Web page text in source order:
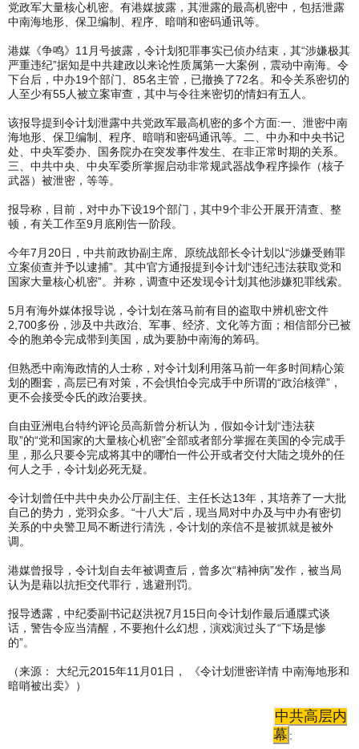
党政军大量核心机密。有港媒披露，其泄露的最高机密中，包括泄露
中南海地形、保卫编制、程序、暗哨和密码通讯等。
港媒《争鸣》11月号披露，令计划犯罪事实已侦办结束，其“涉嫌极其
严重违纪”据知是中共建政以来论性质属第一大案例，震动中南海。令
下台后，中办19个部门、85名主管，已撤换了72名。和令关系密切的
人至少有55人被立案审查，其中与令往来密切的情妇有五人。
该报导提到令计划泄露中共党政军最高机密的多个方面:一、泄密中南
海地形、保卫编制、程序、暗哨和密码通讯等。二、中办和中央书记
处、中央军委办、国务院办在突发事件发生、在非正常时期的关系。
三、中共中央、中央军委所掌握启动非常规武器战争程序操作（核子
武器）被泄密，等等。
报导称，目前，对中办下设19个部门，其中9个非公开展开清查、整
顿，有关工作至9月底刚告一阶段。
今年7月20日，中共前政协副主席、原统战部长令计划以“涉嫌受贿罪
立案侦查并予以逮捕”。其中官方通报提到令计划“违纪违法获取党和
国家大量核心机密”。并称，调查中还发现令计划其他涉嫌犯罪线索。
5月有海外媒体报导说，令计划在落马前有目的盗取中辨机密文件
2,700多份，涉及中共政治、军事、经济、文化等方面；相信部分已被
令的胞弟令完成带到美国，成为要胁中南海的筹码。
但熟悉中南海政情的人士称，对令计划利用落马前一年多时间精心策
划的圈套，高层已有对策，不会惧怕令完成手中所谓的“政治核弹”，
更不会接受令氏的政治要挟。
自由亚洲电台特约评论员高新曾分析认为，假如令计划“违法获
取”的“党和国家的大量核心机密”全部或者部分掌握在美国的令完成手
里，那么只要令完成将其中的哪怕一件公开或者交付大陆之境外的任
何人之手，令计划必死无疑。
令计划曾任中共中央办公厅副主任、主任长达13年，其培养了一大批
自己的势力，党羽众多。“十八大”后，现当局对中办及与中办有密切
关系的中央警卫局不断进行清洗，令计划的亲信不是被抓就是被外
调。
港媒曾报导，令计划自去年被调查后，曾多次“精神病”发作，被当局
认为是藉以抗拒交代罪行，逃避刑罚。
报导透露，中纪委副书记赵洪祝7月15日向令计划作最后通牒式谈
话，警告令应当清醒，不要抱什么幻想，演戏演过头了“下场是惨
的”。
（来源： 大纪元2015年11月01日， 《令计划泄密详情 中南海地形和
暗哨被出卖》）
中共高层内
幕 :